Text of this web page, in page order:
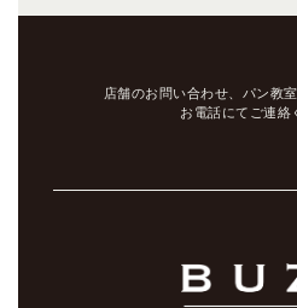
店舗のお問い合わせ、パン教
お電話にてご連絡